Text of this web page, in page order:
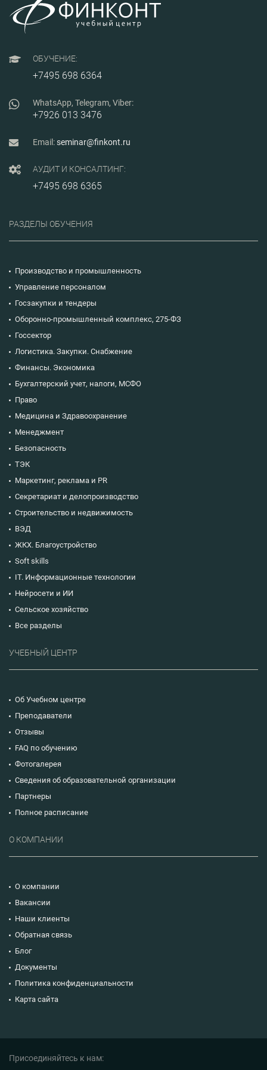
ГОСТ Р 58338-2017; -
алгоритм проведения
аудита поставщиков; -
рекламационной работы
при внедрении ГОСТ РВ
0015-703-2019.
ОБУЧЕНИЕ:
+7495 698 6364
WhatsApp, Telegram, Viber:
+7926 013 3476
Email:seminar@finkont.ru
АУДИТ И КОНСАЛТИНГ:
+7495 698 6365
РАЗДЕЛЫ ОБУЧЕНИЯ
Производство и промышленность
Управление персоналом
Госзакупки и тендеры
Оборонно-промышленный комплекс, 275-ФЗ
Госсектор
Логистика. Закупки. Снабжение
Финансы. Экономика
Бухгалтерский учет, налоги, МСФО
Право
Медицина и Здравоохранение
Менеджмент
Безопасность
ТЭК
Маркетинг, реклама и PR
Секретариат и делопроизводство
Строительство и недвижимость
ВЭД
ЖКХ. Благоустройство
Soft skills
IT. Информационные технологии
Нейросети и ИИ
Сельское хозяйство
Все разделы
УЧЕБНЫЙ ЦЕНТР
Об Учебном центре
Преподаватели
Отзывы
FAQ по обучению
Фотогалерея
Сведения об образовательной организации
Партнеры
Полное расписание
О КОМПАНИИ
О компании
Вакансии
Наши клиенты
Обратная связь
Блог
Документы
Политика конфиденциальности
Карта сайта
Присоединяйтесь к нам: